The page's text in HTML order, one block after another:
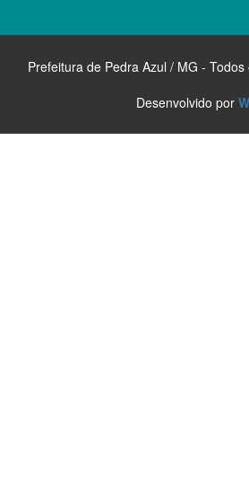
Prefeitura de Pedra Azul / MG -
Desenvolvido por